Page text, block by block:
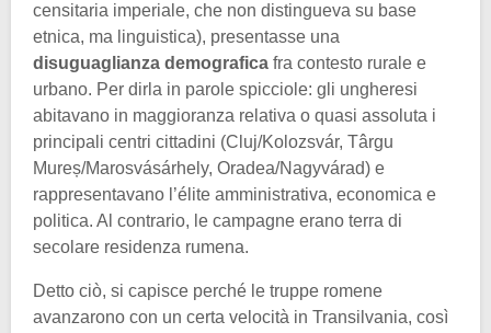
censitaria imperiale, che non distingueva su base
etnica, ma linguistica), presentasse una
disuguaglianza demografica fra contesto rurale e
urbano. Per dirla in parole spicciole: gli ungheresi
abitavano in maggioranza relativa o quasi assoluta i
principali centri cittadini (Cluj/Kolozsvár, Târgu
Mureș/Marosvásárhely, Oradea/Nagyvárad) e
rappresentavano l’élite amministrativa, economica e
politica. Al contrario, le campagne erano terra di
secolare residenza rumena.
Detto ciò, si capisce perché le truppe romene
avanzarono con un certa velocità in Transilvania, così